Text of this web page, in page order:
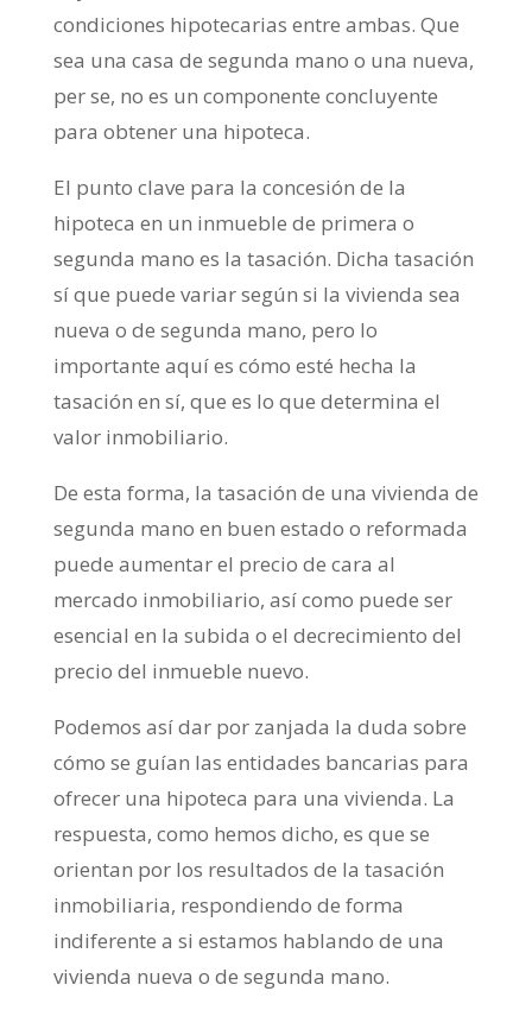
condiciones hipotecarias entre ambas. Que
sea una casa de segunda mano o una nueva,
per se, no es un componente concluyente
para obtener una hipoteca.
El punto clave para la concesión de la
hipoteca en un inmueble de primera o
segunda mano es la tasación. Dicha tasación
sí que puede variar según si la vivienda sea
nueva o de segunda mano, pero lo
importante aquí es cómo esté hecha la
tasación en sí, que es lo que determina el
valor inmobiliario.
De esta forma, la tasación de una vivienda de
segunda mano en buen estado o reformada
puede aumentar el precio de cara al
mercado inmobiliario, así como puede ser
esencial en la subida o el decrecimiento del
precio del inmueble nuevo.
Podemos así dar por zanjada la duda sobre
cómo se guían las entidades bancarias para
ofrecer una hipoteca para una vivienda. La
respuesta, como hemos dicho, es que se
orientan por los resultados de la tasación
inmobiliaria, respondiendo de forma
indiferente a si estamos hablando de una
vivienda nueva o de segunda mano.